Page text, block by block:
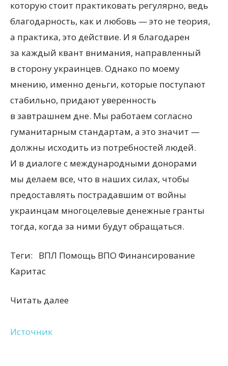
которую стоит практиковать регулярно, ведь
благодарность, как и любовь — это не теория,
а практика, это действие. И я благодарен
за каждый квант внимания, направленный
в сторону украинцев. Однако по моему
мнению, именно деньги, которые поступают
стабильно, придают уверенность
в завтрашнем дне. Мы работаем согласно
гуманитарным стандартам, а это значит —
должны исходить из потребностей людей.
И в диалоге с международными донорами
мы делаем все, что в наших силах, чтобы
предоставлять пострадавшим от войны
украинцам многоцелевые денежные гранты
тогда, когда за ними будут обращаться.
Теги:
ВПЛ Помощь ВПО Финансирование
Каритас
Читать далее
Источник